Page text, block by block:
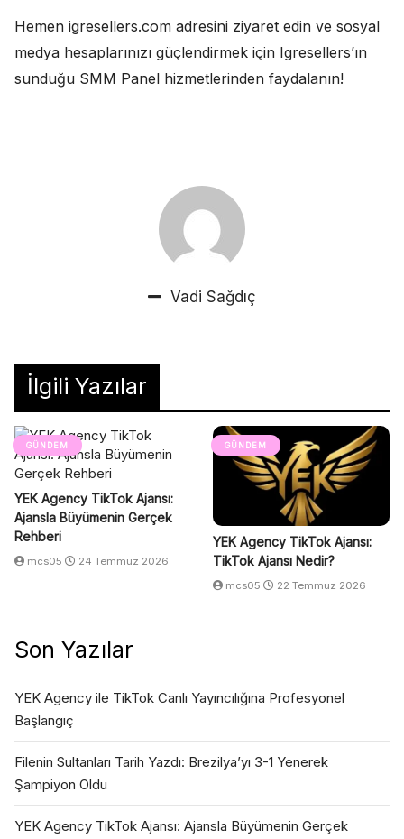
Hemen igresellers.com adresini ziyaret edin ve sosyal
medya hesaplarınızı güçlendirmek için Igresellers’ın
sunduğu SMM Panel hizmetlerinden faydalanın!
Vadi Sağdıç
İlgili Yazılar
GÜNDEM
YEK Agency TikTok Ajansı:
Ajansla Büyümenin Gerçek
Rehberi
mcs05 24 Temmuz 2026
GÜNDEM
YEK Agency TikTok Ajansı:
TikTok Ajansı Nedir?
mcs05 22 Temmuz 2026
Son Yazılar
YEK Agency ile TikTok Canlı Yayıncılığına Profesyonel
Başlangıç
Filenin Sultanları Tarih Yazdı: Brezilya’yı 3-1 Yenerek
Şampiyon Oldu
YEK Agency TikTok Ajansı: Ajansla Büyümenin Gerçek